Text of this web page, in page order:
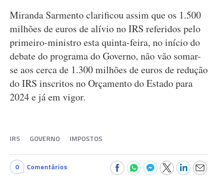
Miranda Sarmento clarificou assim que os 1.500
milhões de euros de alívio no IRS referidos pelo
primeiro-ministro esta quinta-feira, no início do
debate do programa do Governo, não vão somar-
se aos cerca de 1.300 milhões de euros de redução
do IRS inscritos no Orçamento do Estado para
2024 e já em vigor.
IRS GOVERNO IMPOSTOS
0 Comentários